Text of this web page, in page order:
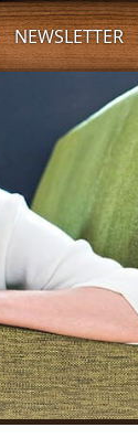
NEWSLETTER